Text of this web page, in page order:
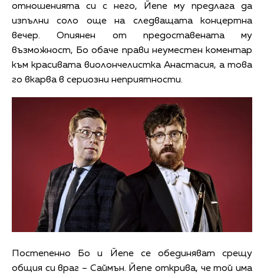
отношенията си с него, Йепе му предлага да
изпълни соло още на следващата концертна
вечер. Опиянен от предоставената му
възможност, Бо обаче прави неуместен коментар
към красивата виолончелистка Анастасия, а това
го вкарва в сериозни неприятности.
Постепенно Бо и Йепе се обединяват срещу
общия си враг – Саймън. Йепе открива, че той има